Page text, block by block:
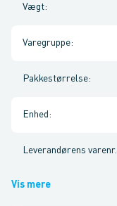
Vægt:
Varegruppe:
Pakkestørrelse:
Enhed :
Leverandørens varenr.
Vis mere